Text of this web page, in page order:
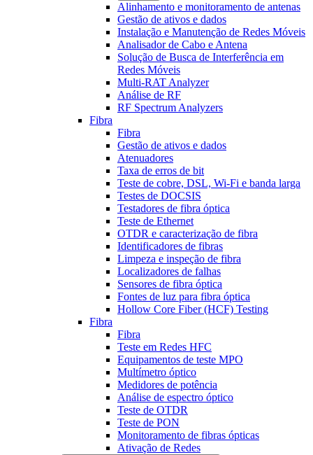
Alinhamento e monitoramento de antenas
Gestão de ativos e dados
Instalação e Manutenção de Redes Móveis
Analisador de Cabo e Antena
Solução de Busca de Interferência em
Redes Móveis
Multi-RAT Analyzer
Análise de RF
RF Spectrum Analyzers
Fibra
Fibra
Gestão de ativos e dados
Atenuadores
Taxa de erros de bit
Teste de cobre, DSL, Wi-Fi e banda larga
Testes de DOCSIS
Testadores de fibra óptica
Teste de Ethernet
OTDR e caracterização de fibra
Identificadores de fibras
Limpeza e inspeção de fibra
Localizadores de falhas
Sensores de fibra óptica
Fontes de luz para fibra óptica
Hollow Core Fiber (HCF) Testing
Fibra
Fibra
Teste em Redes HFC
Equipamentos de teste MPO
Multímetro óptico
Medidores de potência
Análise de espectro óptico
Teste de OTDR
Teste de PON
Monitoramento de fibras ópticas
Ativação de Redes